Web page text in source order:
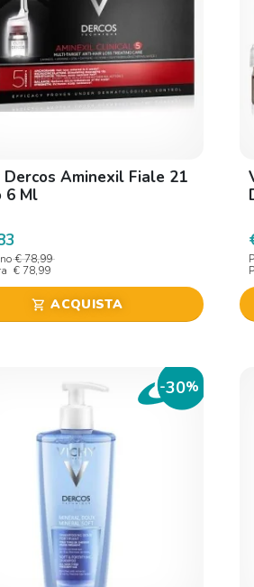
Dercos Aminexil Fiale 21
6 Ml
€ 78,99
€ 78,99
shopping_cart ACQUISTA
-30%